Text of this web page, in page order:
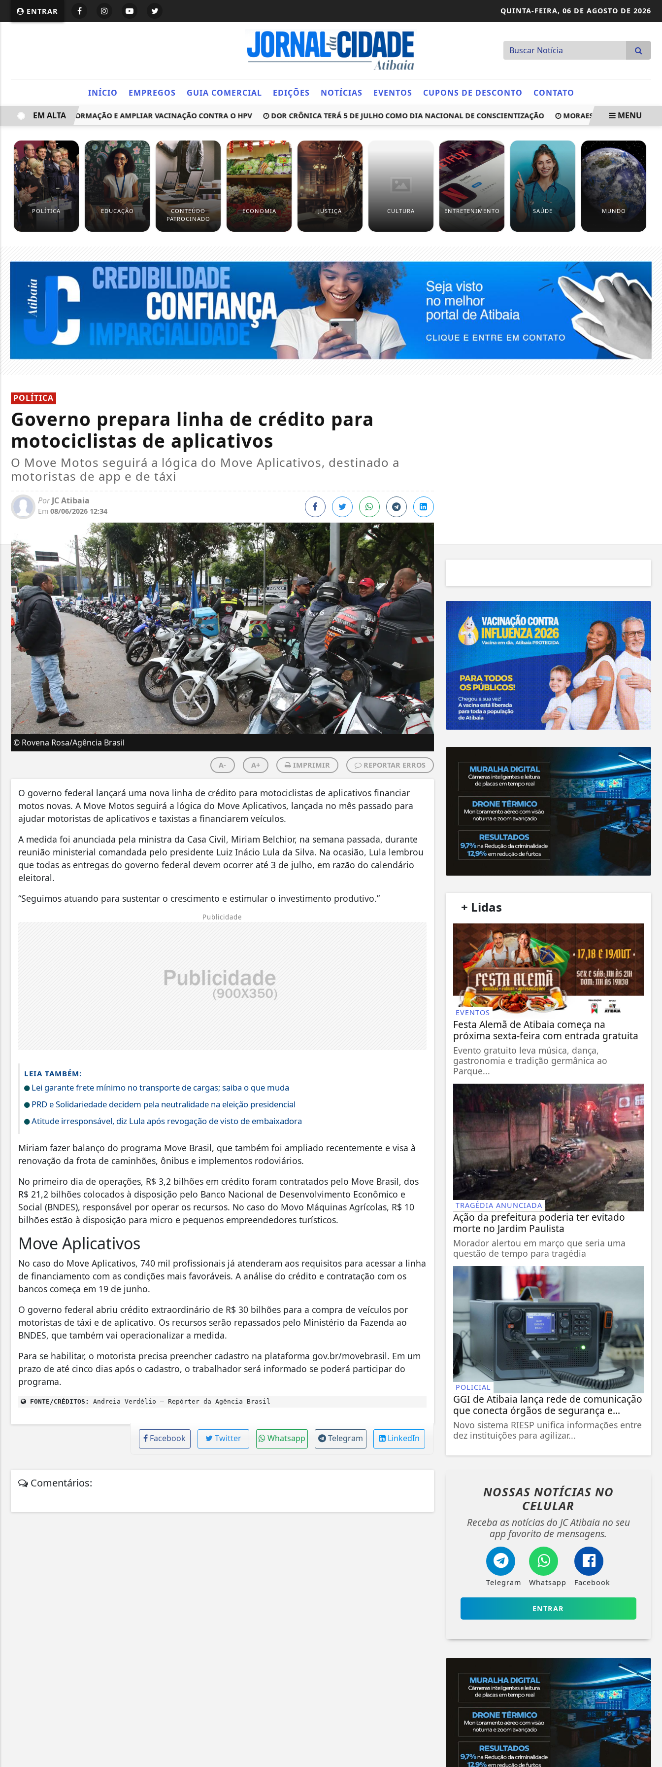
ENTRAR QUINTA-FEIRA, 06 DE AGOSTO DE 2026
INÍCIO EMPREGOS GUIA COMERCIAL EDIÇÕES NOTÍCIAS EVENTOS CUPONS DE DESCONTO CONTATO
DESINFORMAÇÃO E AMPLIAR VACINAÇÃO CONTRA O HPV DOR CRÔNICA TERÁ 5 DE JULHO COMO DIA NACIONAL DE CONSCIENTIZAÇÃO MORAES DÁ 24 HORAS PARA
EM ALTA MENU
POLÍTICA EDUCAÇÃO
CONTEÚDO
PATROCINADO
ECONOMIA JUSTIÇA CULTURA ENTRETENIMENTO SAÚDE MUNDO
POLÍTICA
Governo prepara linha de crédito para
motociclistas de aplicativos
O Move Motos seguirá a lógica do Move Aplicativos, destinado a
motoristas de app e de táxi
PorJC Atibaia
Em 08/06/2026 12:34
© Rovena Rosa/Agência Brasil
A- A+ IMPRIMIR REPORTAR ERROS
O governo federal lançará uma nova linha de crédito para motociclistas de aplicativos financiar
motos novas. A Move Motos seguirá a lógica do Move Aplicativos, lançada no mês passado para
ajudar motoristas de aplicativos e taxistas a financiarem veículos.
A medida foi anunciada pela ministra da Casa Civil, Miriam Belchior, na semana passada, durante
reunião ministerial comandada pelo presidente Luiz Inácio Lula da Silva. Na ocasião, Lula lembrou
que todas as entregas do governo federal devem ocorrer até 3 de julho, em razão do calendário
eleitoral.
“Seguimos atuando para sustentar o crescimento e estimular o investimento produtivo.”
Publicidade
LEIA TAMBÉM:
Lei garante frete mínimo no transporte de cargas; saiba o que muda
PRD e Solidariedade decidem pela neutralidade na eleição presidencial
Atitude irresponsável, diz Lula após revogação de visto de embaixadora
Miriam fazer balanço do programa Move Brasil, que também foi ampliado recentemente e visa à
renovação da frota de caminhões, ônibus e implementos rodoviários.
No primeiro dia de operações, R$ 3,2 bilhões em crédito foram contratados pelo Move Brasil, dos
R$ 21,2 bilhões colocados à disposição pelo Banco Nacional de Desenvolvimento Econômico e
Social (BNDES), responsável por operar os recursos. No caso do Movo Máquinas Agrícolas, R$ 10
bilhões estão à disposição para micro e pequenos empreendedores turísticos.
Move Aplicativos
No caso do Move Aplicativos, 740 mil profissionais já atenderam aos requisitos para acessar a linha
de financiamento com as condições mais favoráveis. A análise do crédito e contratação com os
bancos começa em 19 de junho.
O governo federal abriu crédito extraordinário de R$ 30 bilhões para a compra de veículos por
motoristas de táxi e de aplicativo. Os recursos serão repassados pelo Ministério da Fazenda ao
BNDES, que também vai operacionalizar a medida.
Para se habilitar, o motorista precisa preencher cadastro na plataforma gov.br/movebrasil. Em um
prazo de até cinco dias após o cadastro, o trabalhador será informado se poderá participar do
programa.
FONTE/CRÉDITOS: Andreia Verdélio – Repórter da Agência Brasil
Facebook Twitter Whatsapp Telegram LinkedIn
Comentários:
+ Lidas
EVENTOS
Festa Alemã de Atibaia começa na
próxima sexta-feira com entrada gratuita
Evento gratuito leva música, dança,
gastronomia e tradição germânica ao
Parque...
TRAGÉDIA ANUNCIADA
Ação da prefeitura poderia ter evitado
morte no Jardim Paulista
Morador alertou em março que seria uma
questão de tempo para tragédia
POLICIAL
GGI de Atibaia lança rede de comunicação
que conecta órgãos de segurança e...
Novo sistema RIESP unifica informações entre
dez instituições para agilizar...
NOSSAS NOTÍCIAS NO
CELULAR
Receba as notícias do JC Atibaia no seu
app favorito de mensagens.
Telegram Whatsapp Facebook
ENTRAR